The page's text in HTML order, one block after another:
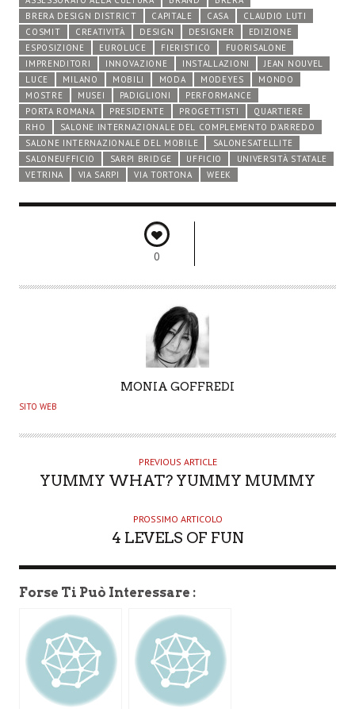
BRERA DESIGN DISTRICT
CAPITALE CASA
CLAUDIO LUTI
COSMIT
CREATIVITÀ DESIGN DESIGNER
EDIZIONE
ESPOSIZIONE
EUROLUCE FIERISTICO
FUORISALONE
IMPRENDITORI
INNOVAZIONE INSTALLAZIONI
JEAN NOUVEL
LUCE
MILANO MOBILI MODA MODEYES
MONDO
MOSTRE
MUSEI PADIGLIONI
PERFORMANCE
PORTA ROMANA
PRESIDENTE PROGETTISTI
QUARTIERE
RHO
SALONE INTERNAZIONALE DEL COMPLEMENTO D'ARREDO
SALONE INTERNAZIONALE DEL MOBILE
SALONESATELLITE
SALONEUFFICIO
SARPI BRIDGE UFFICIO
UNIVERSITÀ STATALE
VETRINA
VIA SARPI VIA TORTONA WEEK
0
U
H
MONIA GOFFREDI
SITO WEB
PREVIOUS ARTICLE
YUMMY WHAT? YUMMY MUMMY
PROSSIMO ARTICOLO
4 LEVELS OF FUN
Forse Ti Può Interessare :